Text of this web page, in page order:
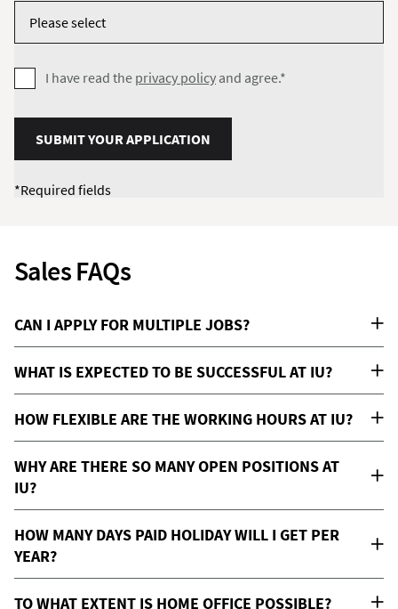
I have read the privacy policy and agree.*
SUBMIT YOUR APPLICATION
*Required fields
Sales FAQs
CAN I APPLY FOR MULTIPLE JOBS?
WHAT IS EXPECTED TO BE SUCCESSFUL AT IU?
HOW FLEXIBLE ARE THE WORKING HOURS AT IU?
WHY ARE THERE SO MANY OPEN POSITIONS AT
IU?
HOW MANY DAYS PAID HOLIDAY WILL I GET PER
YEAR?
TO WHAT EXTENT IS HOME OFFICE POSSIBLE?